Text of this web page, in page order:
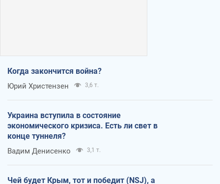
Когда закончится война?
Юрий Христензен 3,6 т.
Украина вступила в состояние
экономического кризиса. Есть ли свет в
конце туннеля?
Вадим Денисенко 3,1 т.
Чей будет Крым, тот и победит (NSJ), а